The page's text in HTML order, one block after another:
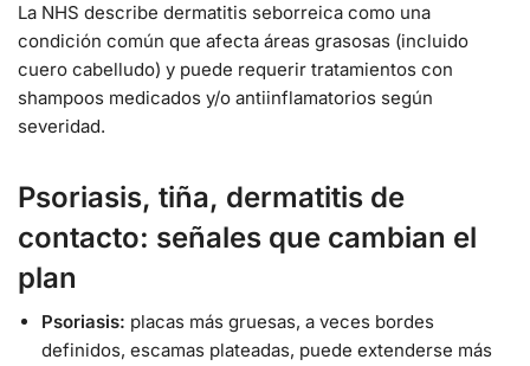
La NHS describe dermatitis seborreica como una
condición común que afecta áreas grasosas (incluido
cuero cabelludo) y puede requerir tratamientos con
shampoos medicados y/o antiinflamatorios según
severidad.
Psoriasis, tiña, dermatitis de
contacto: señales que cambian el
plan
Psoriasis: placas más gruesas, a veces bordes
definidos, escamas plateadas, puede extenderse más